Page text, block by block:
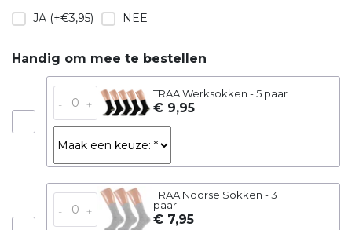
JA (+€3,95)
NEE
Handig om mee te bestellen
- +
TRAA Werksokken - 5 paar
€ 9,95
- +
TRAA Noorse Sokken - 3
paar
€ 7,95